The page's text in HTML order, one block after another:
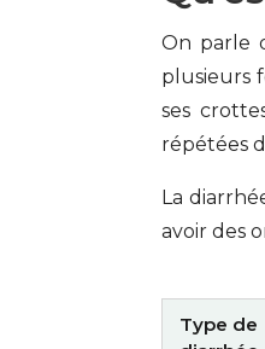
On parle
plusieurs
ses
répétées
La
avoir des
Type de